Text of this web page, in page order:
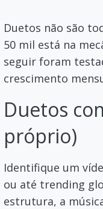
Duetos não são
50 mil está na
seguir foram
crescimento
Duetos
próprio)
Identifique um
ou até trending
estrutura, a